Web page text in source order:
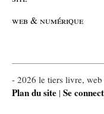
web & numérique
- 2026 le tiers livre,
Plan du site | Se